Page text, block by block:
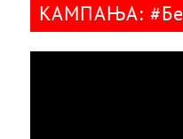
КАМПАЊА: